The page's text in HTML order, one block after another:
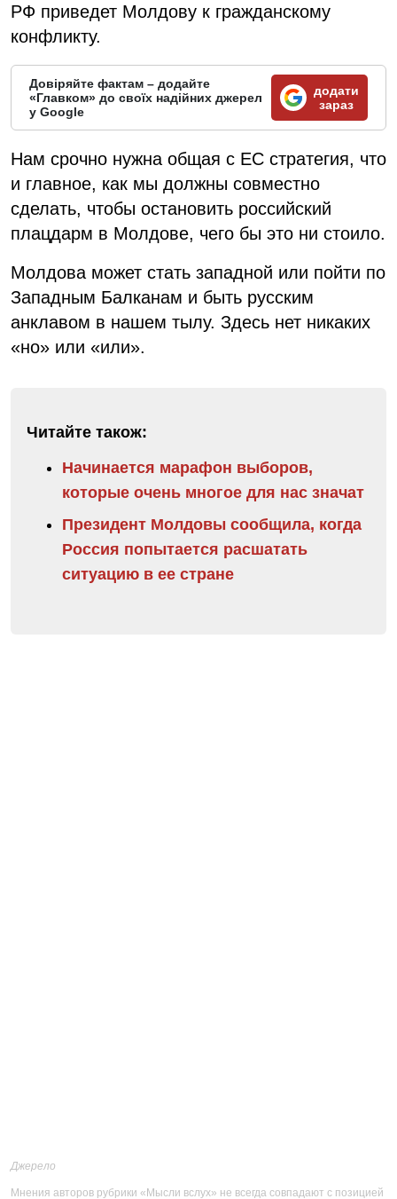
РФ приведет Молдову к гражданскому
конфликту.
Довіряйте фактам – додайте
«Главком» до своїх надійних джерел
у Google
додати
зараз
Нам срочно нужна общая с ЕС стратегия, что
и главное, как мы должны совместно
сделать, чтобы остановить российский
плацдарм в Молдове, чего бы это ни стоило.
Молдова может стать западной или пойти по
Западным Балканам и быть русским
анклавом в нашем тылу. Здесь нет никаких
«но» или «или».
Читайте також:
Начинается марафон выборов,
которые очень многое для нас значат
Президент Молдовы сообщила, когда
Россия попытается расшатать
ситуацию в ее стране
Джерело
Мнения авторов рубрики «Мысли вслух» не всегда совпадают с позицией